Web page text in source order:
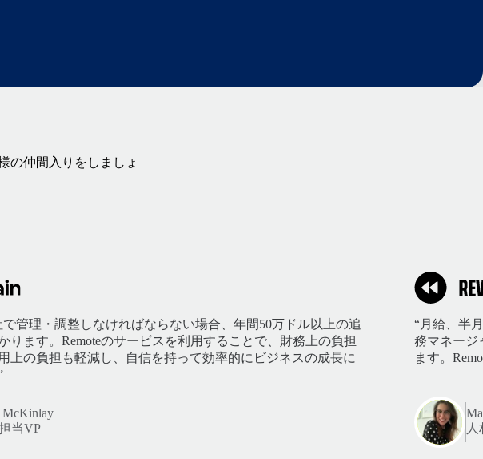
の仲間入りをしましょ
管理・調整しなければならない場合、年間50万ドル以上の追
ります。Remoteのサービスを利用することで、財務上の負担
上の負担も軽減し、自信を持って効率的にビジネスの成長に
McKinlay
当VP
“月給、半
務マネージ
ます。